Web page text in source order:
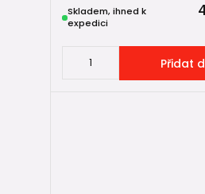
Skladem, ihned k
expedici
Přidat